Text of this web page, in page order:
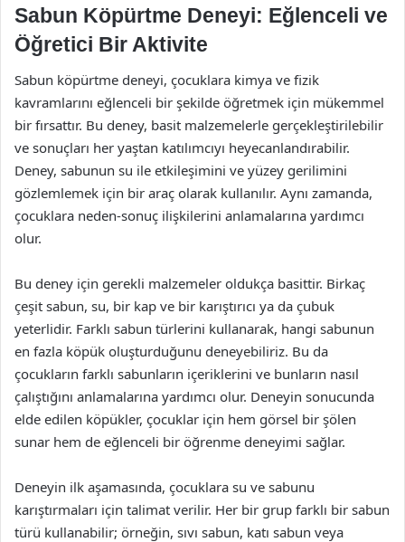
Sabun Köpürtme Deneyi: Eğlenceli ve
Öğretici Bir Aktivite
Sabun köpürtme deneyi, çocuklara kimya ve fizik
kavramlarını eğlenceli bir şekilde öğretmek için mükemmel
bir fırsattır. Bu deney, basit malzemelerle gerçekleştirilebilir
ve sonuçları her yaştan katılımcıyı heyecanlandırabilir.
Deney, sabunun su ile etkileşimini ve yüzey gerilimini
gözlemlemek için bir araç olarak kullanılır. Aynı zamanda,
çocuklara neden-sonuç ilişkilerini anlamalarına yardımcı
olur.
Bu deney için gerekli malzemeler oldukça basittir. Birkaç
çeşit sabun, su, bir kap ve bir karıştırıcı ya da çubuk
yeterlidir. Farklı sabun türlerini kullanarak, hangi sabunun
en fazla köpük oluşturduğunu deneyebiliriz. Bu da
çocukların farklı sabunların içeriklerini ve bunların nasıl
çalıştığını anlamalarına yardımcı olur. Deneyin sonucunda
elde edilen köpükler, çocuklar için hem görsel bir şölen
sunar hem de eğlenceli bir öğrenme deneyimi sağlar.
Deneyin ilk aşamasında, çocuklara su ve sabunu
karıştırmaları için talimat verilir. Her bir grup farklı bir sabun
türü kullanabilir; örneğin, sıvı sabun, katı sabun veya